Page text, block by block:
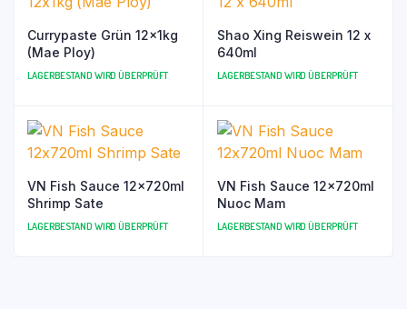
Currypaste Grün 12x1kg
(Mae Ploy)
LAGERBESTAND WIRD ÜBERPRÜFT
Shao Xing Reiswein 12 x
640ml
LAGERBESTAND WIRD ÜBERPRÜFT
VN Fish Sauce 12x720ml
Shrimp Sate
LAGERBESTAND WIRD ÜBERPRÜFT
VN Fish Sauce 12x720ml
Nuoc Mam
LAGERBESTAND WIRD ÜBERPRÜFT